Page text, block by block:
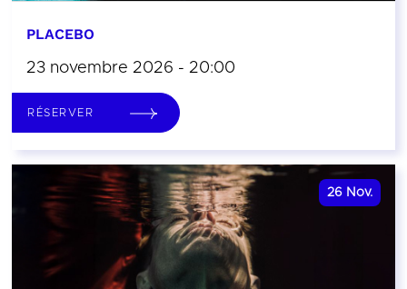
PLACEBO
23 novembre 2026 - 20:00
RÉSERVER
26 Nov.